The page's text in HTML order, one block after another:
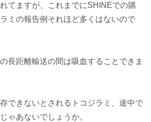
てますが、これまでにSHINEでの購
ミの報告例それほど多くはないので
長距離輸送の間は吸血することできま
できないとされるトコジラミ、途中で
ゃあないでしょうか。